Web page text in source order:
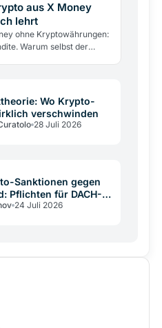
aus X Money
lehrt
ohne Kryptowährungen:
Warum selbst der
Wo Krypto-
verschwinden
28 Juli 2026
Sanktionen gegen
Pflichten für DACH-
24 Juli 2026